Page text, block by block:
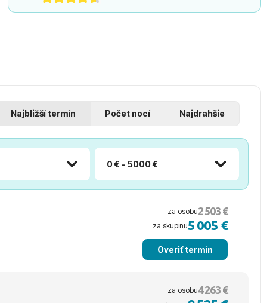
Najbližší termín Počet nocí Najdrahšie
0 € - 5000 €
za osobu2 503 €
za skupinu5 005 €
Overiť termín
za osobu4 263 €